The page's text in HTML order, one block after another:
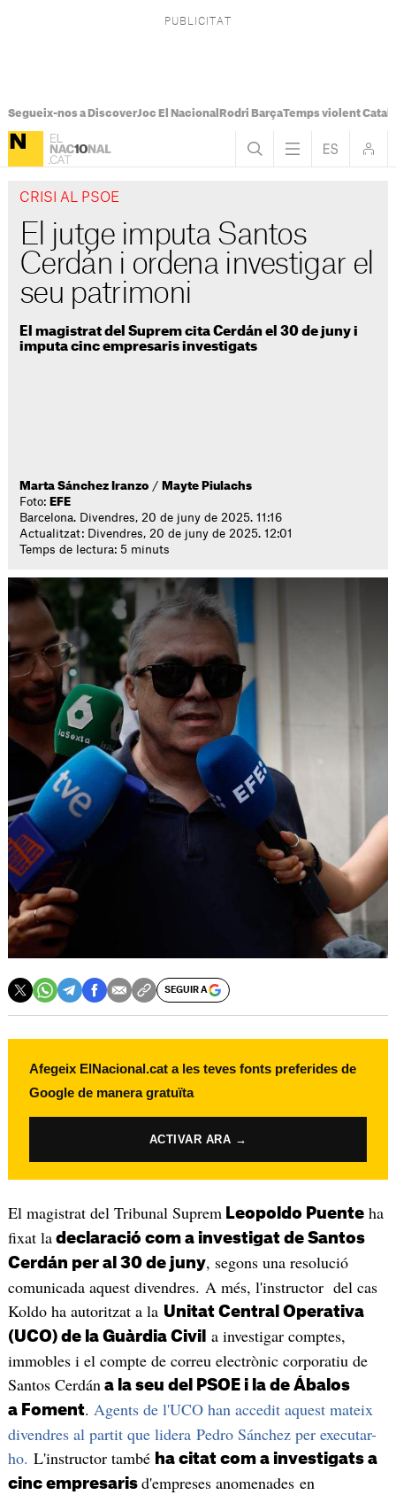
Segueix-nos a DiscoverJoc El Nacional Rodri BarçaTemps violent
CRISI AL PSOE
El jutge imputa Santos
Cerdán i ordena investigar el
seu patrimoni
El magistrat del Suprem cita Cerdán el 30 de juny i
imputa cinc empresaris investigats
Marta Sánchez Iranzo / Mayte Piulachs
Foto: EFE
Barcelona. Divendres, 20 de juny de 2025. 11:16
Actualitzat: Divendres, 20 de juny de 2025. 12:01
Temps de lectura: 5 minuts
SEGUIR A
Afegeix ElNacional.cat a les teves fonts preferides de
Google de manera gratuïta
ACTIVAR ARA →
El magistrat del Tribunal Suprem Leopoldo Puenteha
fixat ladeclaració com a investigat de Santos
Cerdán per al 30 de juny, segons una resolució
comunicada aquest divendres. A més, l'instructor del cas
Koldo ha autoritzat a la Unitat Central Operativa
(UCO) de la Guàrdia Civil a investigar comptes,
immobles i el compte de correu electrònic corporatiu de
Santos Cerdán a la seu del PSOE i la de Ábalos
a Foment. Agents de l'UCO han accedit aquest mateix
divendres al partit que lidera Pedro Sánchez per executar-
ho. L'instructor també ha citat com a investigats a
cinc empresaris d'empreses anomenades en